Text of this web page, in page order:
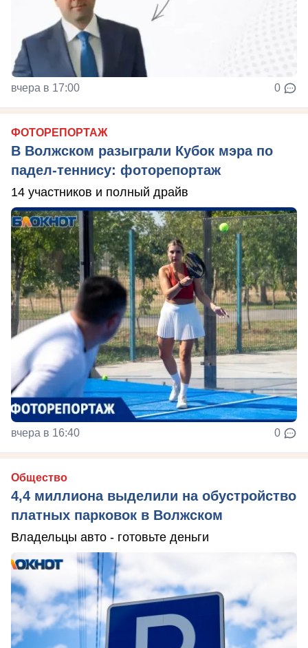
вчера в 17:00 0
ФОТОРЕПОРТАЖ
В Волжском разыграли Кубок мэра по
падел-теннису: фоторепортаж
14 участников и полный драйв
вчера в 16:40 0
Общество
4,4 миллиона выделили на обустройство
платных парковок в Волжском
Владельцы авто - готовьте деньги